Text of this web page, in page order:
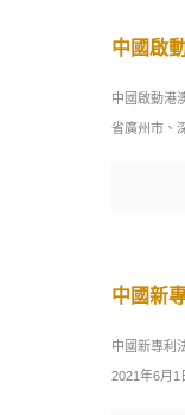
中國啟
中國啟動港
省廣州市、
中國新
中國新專利
2021年6月1